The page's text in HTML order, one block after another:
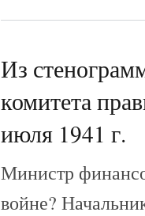
Из
комитета
июля 1941 г.
Министр
войне?